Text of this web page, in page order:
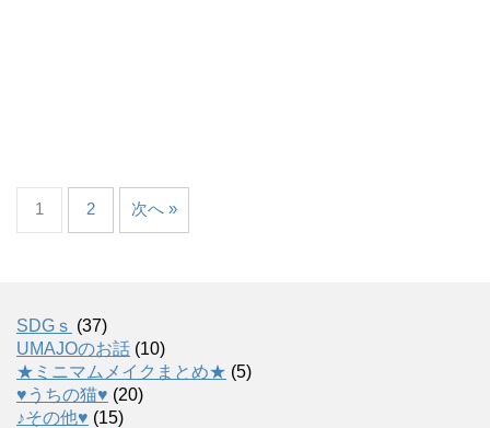
1 2 次へ »
SDGｓ (37)
UMAJOのお話 (10)
★ミニマムメイクまとめ★ (5)
♥うちの猫♥ (20)
♪その他♥ (15)